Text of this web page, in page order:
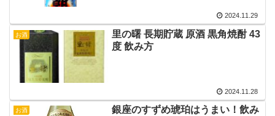
2024.11.29
お酒
里の曙 長期貯蔵 原酒 黒角焼酎 43
度 飲み方
2024.11.28
お酒
銀座のすずめ琥珀はうまい！飲み